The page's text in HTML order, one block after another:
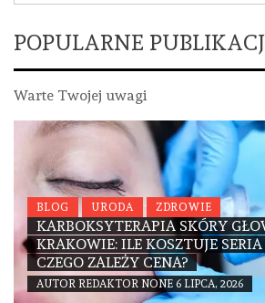
POPULARNE
Warte Twojej uwagi
BLOG URODA ZDROWIE
KARBOKSYTERAPIA SKÓRY
KRAKOWIE: ILE KOSZTUJE
CZEGO ZALEŻY CENA?
AUTOR REDAKTOR NONE 6 LIPCA, 2026